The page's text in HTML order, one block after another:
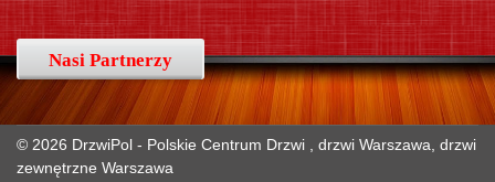
Nasi Partnerzy
© 2026 DrzwiPol - Polskie Centrum Drzwi , drzwi Warszawa, drzwi
zewnętrzne Warszawa